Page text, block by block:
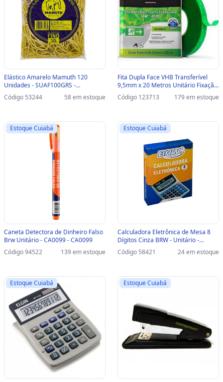
Elástico Amarelo Mamuth 120
Unidades - SUAF100GRS -
SUAF100GRS
Código 53244 58 em estoque
Fita Dupla Face VHB Transferível
9,5mm x 20 Metros Unitário Fixação
Permanente- 3M - HB004299705 -
HB004299705
Código 123713 179 em estoque
Estoque Cuiabá
Caneta Detectora de Dinheiro Falso
Brw Unitário - CA0099 - CA0099
Código 94522
139 em estoque
Estoque Cuiabá
Calculadora Eletrônica de Mesa 8
Dígitos Cinza BRW - Unitário -
CC2000 - CC2000
Código 58421 24 em estoque
Estoque Cuiabá Estoque Cuiabá